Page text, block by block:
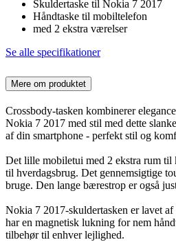
Skuldertaske til Nokia 7 2017
Håndtaske til mobiltelefon
med 2 ekstra værelser
Se alle specifikationer
Mere om produktet
Crossbody-tasken kombinerer
Nokia 7 2017 med stil med dette
af din smartphone - perfekt stil og
Det lille mobiletui med 2 ekstra rum til
til hverdagsbrug. Det gennemsigtige
bruge. Den lange bærestrop er også
Nokia 7 2017-skuldertasken er lavet
har en magnetisk lukning for nem
tilbehør til enhver lejlighed.